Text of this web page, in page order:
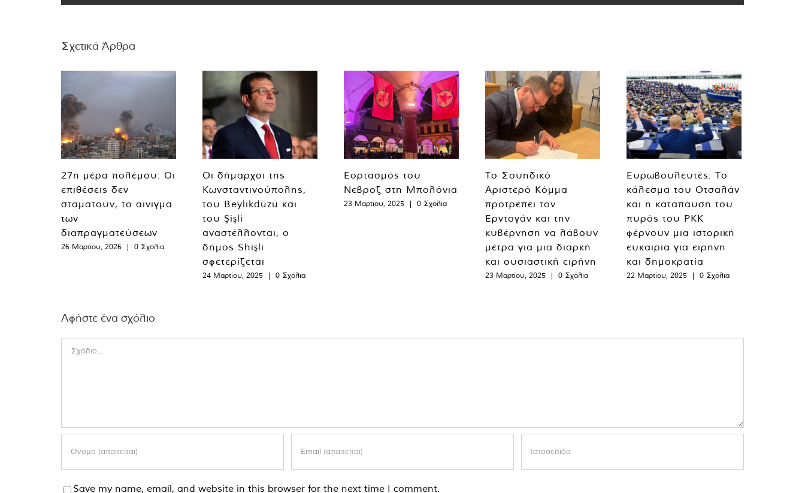
Σχετικά Άρθρα
27η μέρα πολέμου: Οι
επιθέσεις δεν
σταματούν, το αίνιγμα
των
διαπραγματεύσεων
26 Μαρτίου, 2026 | 0 Σχόλια
Οι δήμαρχοι της
Κωνσταντινούπολης,
του Beylikdüzü και
του Şişli
αναστέλλονται, ο
δήμος Shişli
σφετερίζεται
24 Μαρτίου, 2025 | 0 Σχόλια
Εορτασμός του
Νεβροζ στη Μπολόνια
23 Μαρτίου, 2025 | 0 Σχόλια
Το Σουηδικό
Αριστερό Κόμμα
προτρέπει τον
Ερντογάν και την
κυβέρνηση να λάβουν
μέτρα για μια διαρκή
και ουσιαστική ειρήνη
23 Μαρτίου, 2025 | 0 Σχόλια
Ευρωβουλευτές: Το
κάλεσμα του Οτσαλάν
και η κατάπαυση του
πυρός του PKK
φέρνουν μια ιστορική
ευκαιρία για ειρήνη
και δημοκρατία
22 Μαρτίου, 2025 | 0 Σχόλια
Αφήστε ένα σχόλιο
Save my name, email, and website in this browser for the next time I comment.